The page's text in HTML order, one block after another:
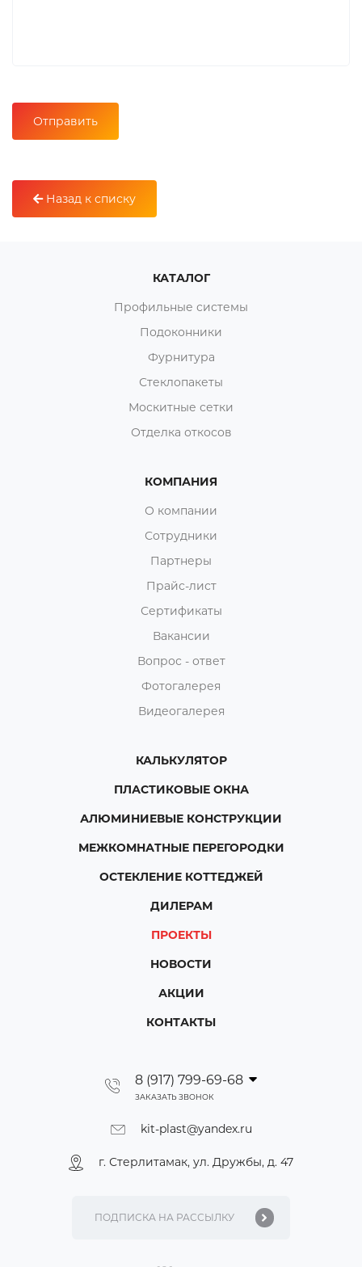
Назад к списку
КАТАЛОГ
Профильные системы
Подоконники
Фурнитура
Стеклопакеты
Москитные сетки
Отделка откосов
КОМПАНИЯ
О компании
Сотрудники
Партнеры
Прайс-лист
Сертификаты
Вакансии
Вопрос - ответ
Фотогалерея
Видеогалерея
КАЛЬКУЛЯТОР
ПЛАСТИКОВЫЕ ОКНА
АЛЮМИНИЕВЫЕ КОНСТРУКЦИИ
МЕЖКОМНАТНЫЕ ПЕРЕГОРОДКИ
ОСТЕКЛЕНИЕ КОТТЕДЖЕЙ
ДИЛЕРАМ
ПРОЕКТЫ
НОВОСТИ
АКЦИИ
КОНТАКТЫ
8 (917) 799-69-68
ЗАКАЗАТЬ ЗВОНОК
kit-plast@yandex.ru
г. Стерлитамак, ул. Дружбы, д. 47